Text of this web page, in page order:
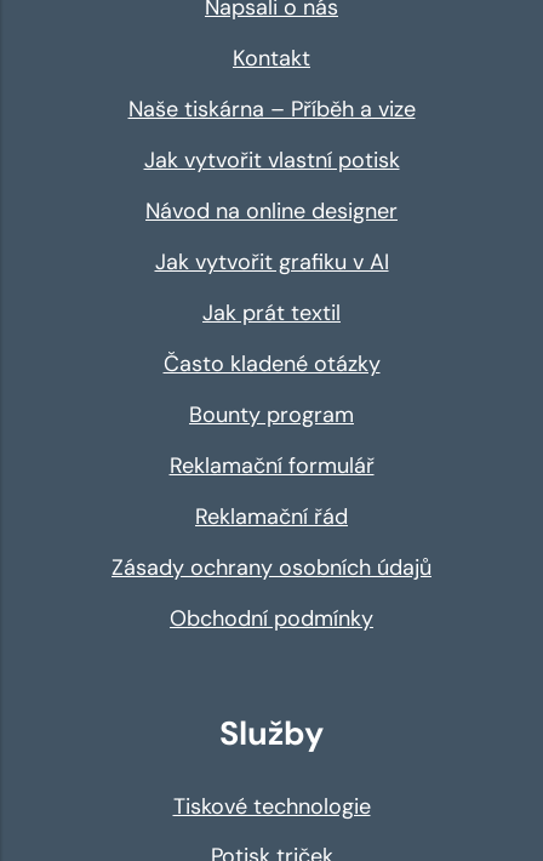
Napsali o nás
Kontakt
Naše tiskárna – Příběh a vize
Jak vytvořit vlastní potisk
Návod na online designer
Jak vytvořit grafiku v AI
Jak prát textil
Často kladené otázky
Bounty program
Reklamační formulář
Reklamační řád
Zásady ochrany osobních údajů
Obchodní podmínky
Služby
Tiskové technologie